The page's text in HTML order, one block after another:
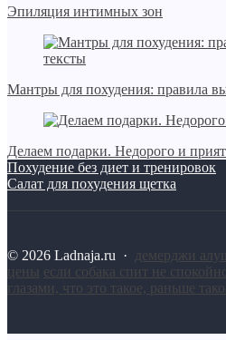
Эпиляция интимных зон
Мантры для похудения: правила
Делаем подарки. Недорого и
Похудение без диет и тренировок
Салат для похудения щетка
© 2026 Ladnaja.ru ·
демерджи
цены если собака спит не
глазами, что это такое, раньше